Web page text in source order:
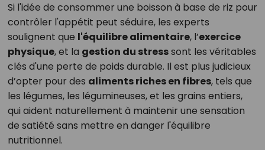
Si l'idée de consommer une boisson à base de riz pour
contrôler l'appétit peut séduire, les experts
soulignent que l'équilibre alimentaire, l’exercice
physique, et la gestion du stresssont les véritables
clés d'une perte de poids durable. Il est plus judicieux
d’opter pour des aliments riches en fibres, tels que
les légumes, les légumineuses, et les grains entiers,
qui aident naturellement à maintenir une sensation
de satiété sans mettre en danger l'équilibre
nutritionnel.